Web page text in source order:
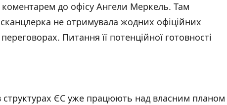
коментарем до офісу Ангели Меркель. Там
не отримувала жодних офіційних
Питання її потенційної готовності
структурах ЄС уже працюють над власним планом